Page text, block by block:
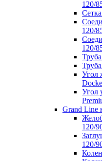
120/
120/
120/
Угол
Угол
Grand Line
120/
120/